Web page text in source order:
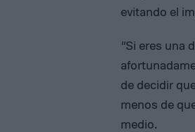
evitando el
“Si eres una
de decidir
menos de
medio.